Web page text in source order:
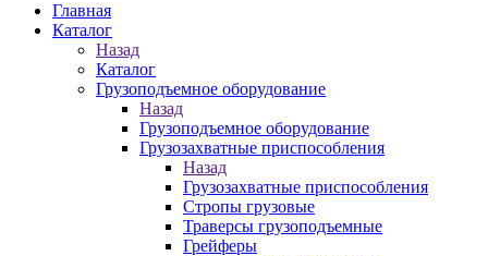
Главная
Каталог
Назад
Каталог
Грузоподъемное оборудование
Назад
Грузоподъемное оборудование
Грузозахватные приспособления
Назад
Грузозахватные приспособления
Стропы грузовые
Траверсы грузоподъемные
Грейферы